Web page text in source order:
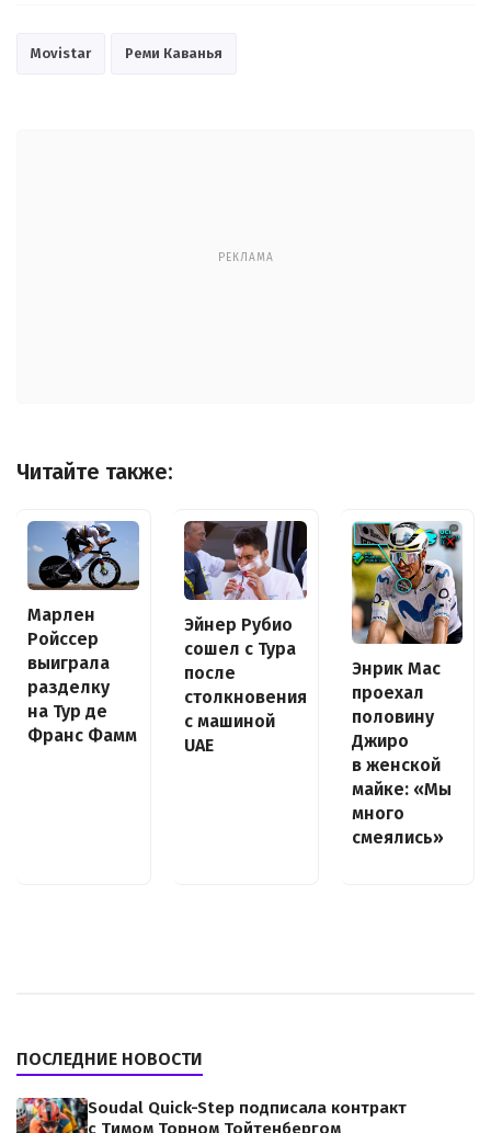
Movistar Реми Каванья
РЕКЛАМА
Читайте также:
Марлен
Ройссер
выиграла
разделку
на Тур де
Франс Фамм
Эйнер Рубио
сошел с Тура
после
столкновения
с машиной
UAE
Энрик Мас
проехал
половину
Джиро
в женской
майке: «Мы
много
смеялись»
ПОСЛЕДНИЕ НОВОСТИ
Soudal Quick-Step подписала контракт
с Тимом Торном Тойтенбергом